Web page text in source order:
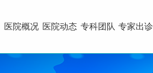
医院概况 医院动态 专科团队 专家出诊